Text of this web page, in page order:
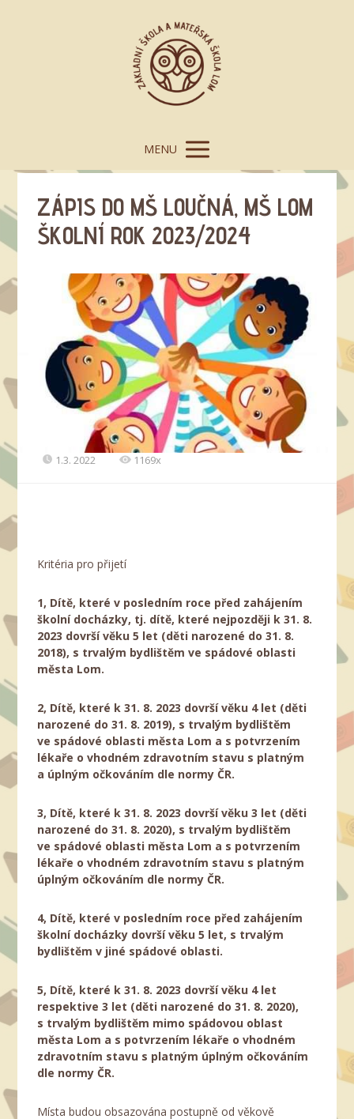
MENU
ZÁPIS DO MŠ LOUČNÁ, MŠ LOM
ŠKOLNÍ ROK 2023/2024
1.3. 2022 1169x
Kritéria pro přijetí
1, Dítě, které v posledním roce před zahájením
školní docházky, tj. dítě, které nejpozději k 31. 8.
2023 dovrší věku 5 let (děti narozené do 31. 8.
2018), s trvalým bydlištěm ve spádové oblasti
města Lom.
2, Dítě, které k 31. 8. 2023 dovrší věku 4 let (děti
narozené do 31. 8. 2019), s trvalým bydlištěm
ve spádové oblasti města Lom a s potvrzením
lékaře o vhodném zdravotním stavu s platným
a úplným očkováním dle normy ČR.
3, Dítě, které k 31. 8. 2023 dovrší věku 3 let (děti
narozené do 31. 8. 2020), s trvalým bydlištěm
ve spádové oblasti města Lom a s potvrzením
lékaře o vhodném zdravotním stavu s platným
úplným očkováním dle normy ČR.
4, Dítě, které v posledním roce před zahájením
školní docházky dovrší věku 5 let, s trvalým
bydlištěm v jiné spádové oblasti.
5, Dítě, které k 31. 8. 2023 dovrší věku 4 let
respektive 3 let (děti narozené do 31. 8. 2020),
s trvalým bydlištěm mimo spádovou oblast
města Lom a s potvrzením lékaře o vhodném
zdravotním stavu s platným úplným očkováním
dle normy ČR.
Místa budou obsazována postupně od věkově